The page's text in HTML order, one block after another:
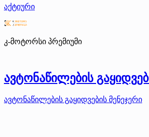
აქტიური
კ-მოტორსი პრემიუმი
ავტონაწილების
ავტონაწილების გაყიდვების მენეჯერი